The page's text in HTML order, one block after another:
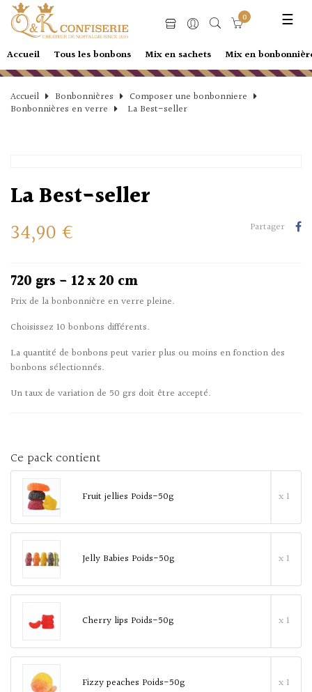
☰
0
Accueil Tous les bonbons Mix en sachets Mix en
Accueil Bonbonnières
Composer une bonbonniere
Bonbonnières en verre
La Best-seller
La Best-seller
34,90 €
Partager
720 grs - 12 x 20 cm
Prix de la bonbonnière en verre pleine.
Choisissez 10 bonbons différents.
La quantité de bonbons peut varier plus ou moins en fonction des
bonbons sélectionnés.
Un taux de variation de 50 grs doit être accepté.
Ce pack contient
Fruit jellies Poids-50g x 1
Jelly Babies Poids-50g x 1
Cherry lips Poids-50g x 1
Fizzy peaches Poids-50g x 1